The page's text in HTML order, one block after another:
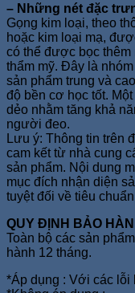
– Những nét đặc
Gọng kim loại, theo
hoặc kim loại mạ,
có thể được bọc
thẩm mỹ. Đây là
sản phẩm trung và
độ bền cơ học tốt.
dẻo nhằm tăng khả
người đeo.
Lưu ý: Thông tin trên
cam kết từ nhà cung
sản phẩm. Nội dung
mục đích nhận diện
tuyệt đối về tiêu
QUY ĐỊNH BẢO
Toàn bộ các sản
hành 12 tháng.
*Áp dụng : Với các lỗi